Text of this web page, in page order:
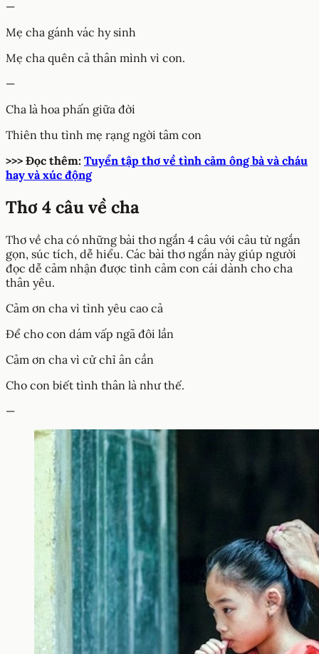
—
Mẹ cha gánh vác hy sinh
Mẹ cha quên cả thân mình vì con.
—
Cha là hoa phấn giữa đời
Thiên thu tình mẹ rạng ngời tâm con
>>> Đọc thêm: Tuyển tập thơ về tình cảm ông bà và cháu
hay và xúc động
Thơ 4 câu về cha
Thơ về cha có những bài thơ ngắn 4 câu với câu từ ngắn
gọn, súc tích, dễ hiểu. Các bài thơ ngắn này giúp người
đọc dễ cảm nhận được tình cảm con cái dành cho cha
thân yêu.
Cảm ơn cha vì tình yêu cao cả
Để cho con dám vấp ngã đôi lần
Cảm ơn cha vì cử chỉ ân cần
Cho con biết tình thân là như thế.
—